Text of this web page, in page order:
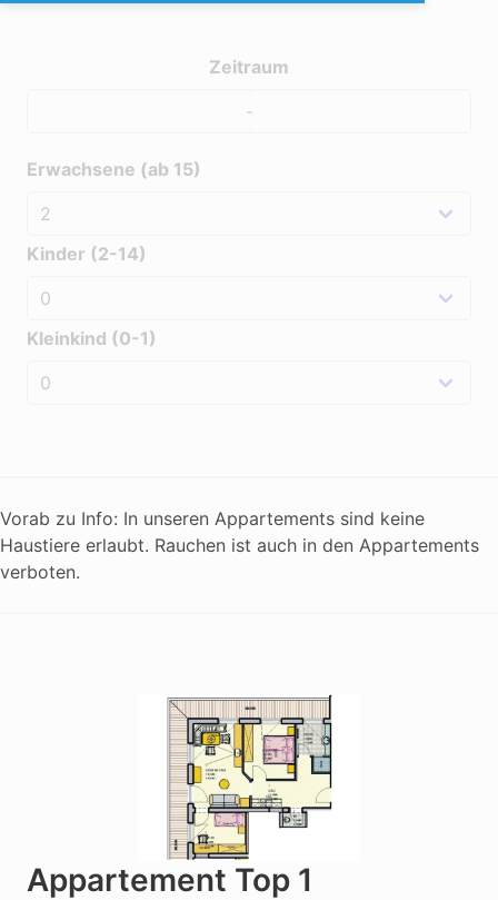
Zeitraum
-
Erwachsene (ab 15)
Kinder (2-14)
Kleinkind (0-1)
Vorab zu Info: In unseren Appartements sind keine
Haustiere erlaubt. Rauchen ist auch in den Appartements
verboten.
Appartement Top 1